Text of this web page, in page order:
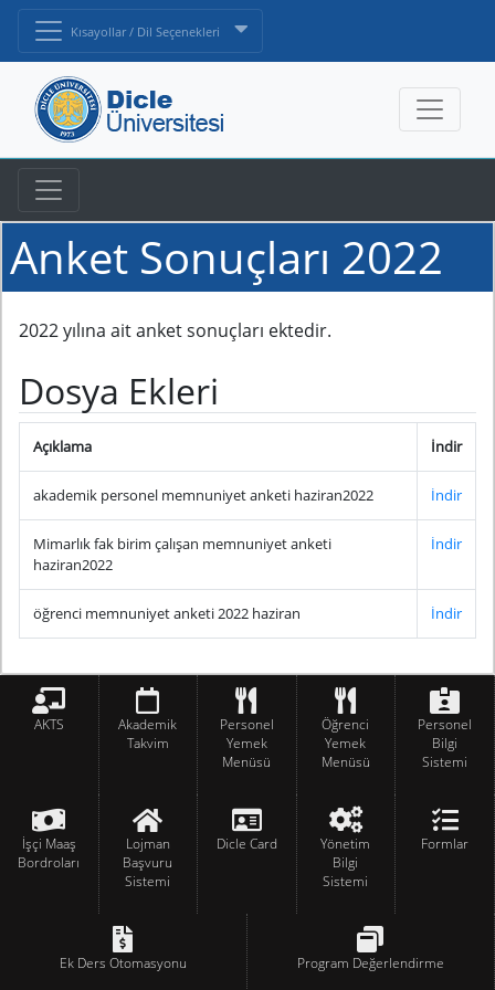
Kısayollar / Dil Seçenekleri
Anket Sonuçları 2022
2022 yılına ait anket sonuçları ektedir.
Dosya Ekleri
Açıklama İndir
akademik personel memnuniyet anketi haziran2022 İndir
Mimarlık fak birim çalışan memnuniyet anketi
haziran2022
İndir
öğrenci memnuniyet anketi 2022 haziran İndir
AKTS
Akademik
Takvim
Personel
Yemek
Menüsü
Öğrenci
Yemek
Menüsü
Personel
Bilgi
Sistemi
İşçi Maaş
Bordroları
Lojman
Başvuru
Sistemi
Dicle Card
Yönetim
Bilgi
Sistemi
Formlar
Ek Ders Otomasyonu Program Değerlendirme